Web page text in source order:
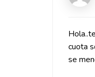
cuota
se